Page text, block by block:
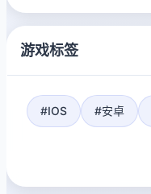
游戏标签
#IOS #安卓